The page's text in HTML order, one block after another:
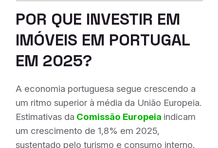
POR QUE INVESTIR EM
IMÓVEIS EM PORTUGAL
EM 2025?
A economia portuguesa segue crescendo a
um ritmo superior à média da União Europeia.
Estimativas da Comissão Europeia indicam
um crescimento de 1,8% em 2025,
sustentado pelo turismo e consumo interno.